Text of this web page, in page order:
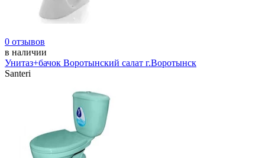
0 отзывов
в наличии
Унитаз+бачок Воротынский салат г.Воротынск
Santeri